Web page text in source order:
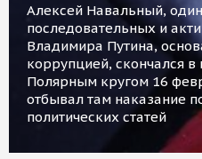
Алексей Навальный,
последовательных и
Владимира Путина,
коррупцией, скончался
Полярным кругом 16
отбывал там наказание
политических статей